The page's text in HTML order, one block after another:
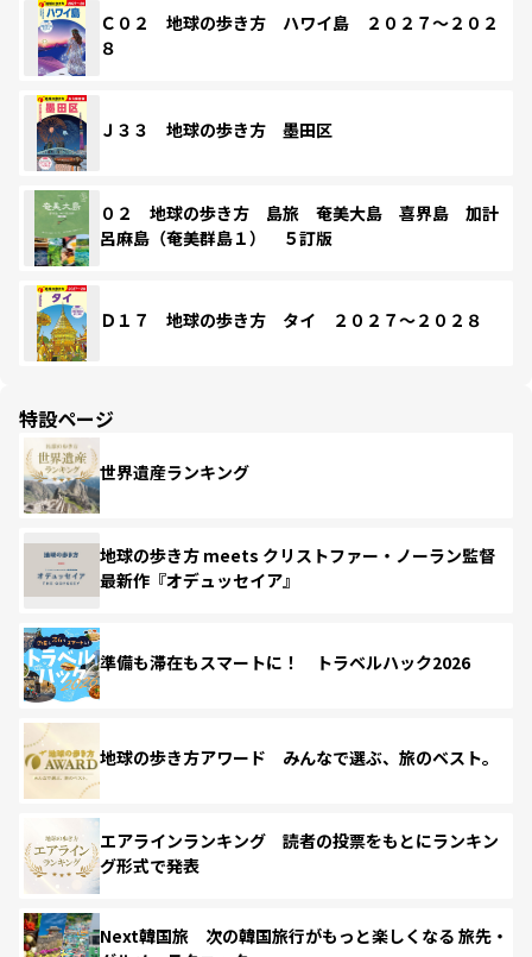
Ｃ０２ 地球の歩き方 ハワイ島 ２０２７～２０２
８
Ｊ３３ 地球の歩き方 墨田区
０２ 地球の歩き方 島旅 奄美大島 喜界島 加計
呂麻島（奄美群島１） ５訂版
Ｄ１７ 地球の歩き方 タイ ２０２７～２０２８
特設ページ
世界遺産ランキング
地球の歩き方 meets クリストファー・ノーラン監督
最新作『オデュッセイア』
準備も滞在もスマートに！ トラベルハック2026
地球の歩き方アワード みんなで選ぶ、旅のベスト。
エアラインランキング 読者の投票をもとにランキン
グ形式で発表
Next韓国旅 次の韓国旅行がもっと楽しくなる 旅先・